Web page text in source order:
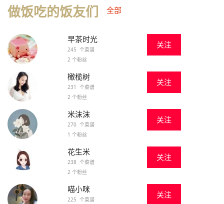
做饭吃的饭友们 全部
早茶时光
245 个菜谱
2 个粉丝
关注
橄榄树
231 个菜谱
2 个粉丝
关注
米沫沫
270 个菜谱
1 个粉丝
关注
花生米
238 个菜谱
2 个粉丝
关注
喵小咪
225 个菜谱
关注